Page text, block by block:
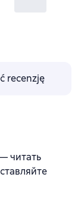
recenzję
читать